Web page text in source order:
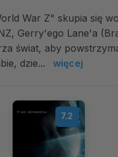
War Z" skupia się
Gerry'ego Lane'a
świat, aby
dzie...
więcej
7.2